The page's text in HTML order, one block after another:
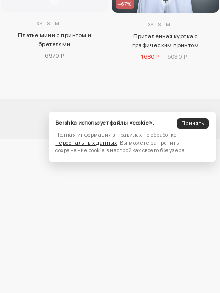
XS S M L
Платье мини с принтом и
бретелями
6970 ₽
–67%
XS S M L
Приталенная куртка с
графическим принтом
1680 ₽
5030 ₽
Bershka использует файлы «cookie».
Принять
Полная информация в правилах по обработке
персональных данных. Вы можете запретить
сохранение cookie в настройках своего браузера